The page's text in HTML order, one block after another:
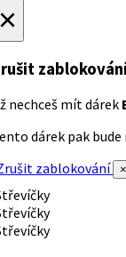
nechceš mít dárek
dárek pak
zablokování